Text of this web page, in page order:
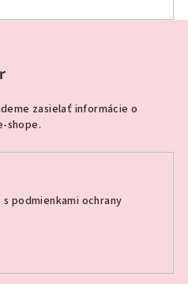
zasielať informácie o
shope.
podmienkami ochrany